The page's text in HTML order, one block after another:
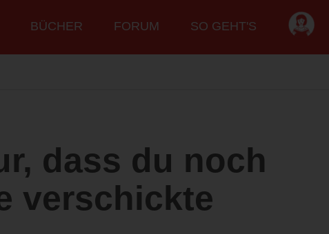
BÜCHER FORUM SO GEHT'S
dass du noch
verschickte